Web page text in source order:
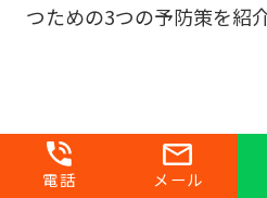
つための3つの予防策を紹
防藻性・防カビ性の
電話 メール